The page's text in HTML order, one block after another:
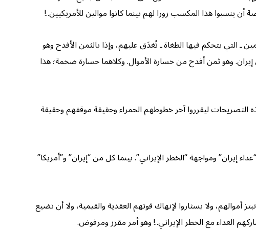
ينسبوا هذا المكسب زورا لهم بينما كانوا موالين للأمريكيين..!
ـ التي يتحكم فيها الطغاة ـ تُغدَق عليهم، وإذا بالثمن الأفدح وهو
وهو ثمن أفدح من خسارة الأموال. وكلاهما خسارة ضخمة؛ هذا
ليقرروا آخر خطوطهم الحمراء وحقيقة موقفهم وحقيقة
ومواجهة “الخطر الإيراني”. بينما كل من “إيران” و”أمريكا”
ولا يسثاروا لإنهاك قوتهم العقدية والقيمية، ولا أن تضيع
العداء مع الخطر الإيراني..! وهو أمر مقزز ومرفوض.